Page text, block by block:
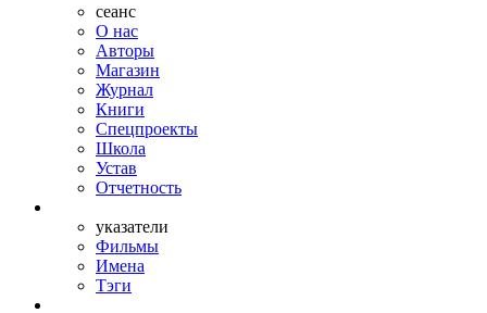
сеанс
О нас
Авторы
Магазин
Журнал
Книги
Спецпроекты
Школа
Устав
Отчетность
указатели
Фильмы
Имена
Тэги